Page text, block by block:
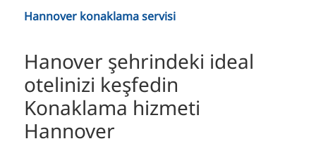
Hannover konaklama servisi
Hanover şehrindeki ideal
otelinizi keşfedin
Konaklama hizmeti
Hannover